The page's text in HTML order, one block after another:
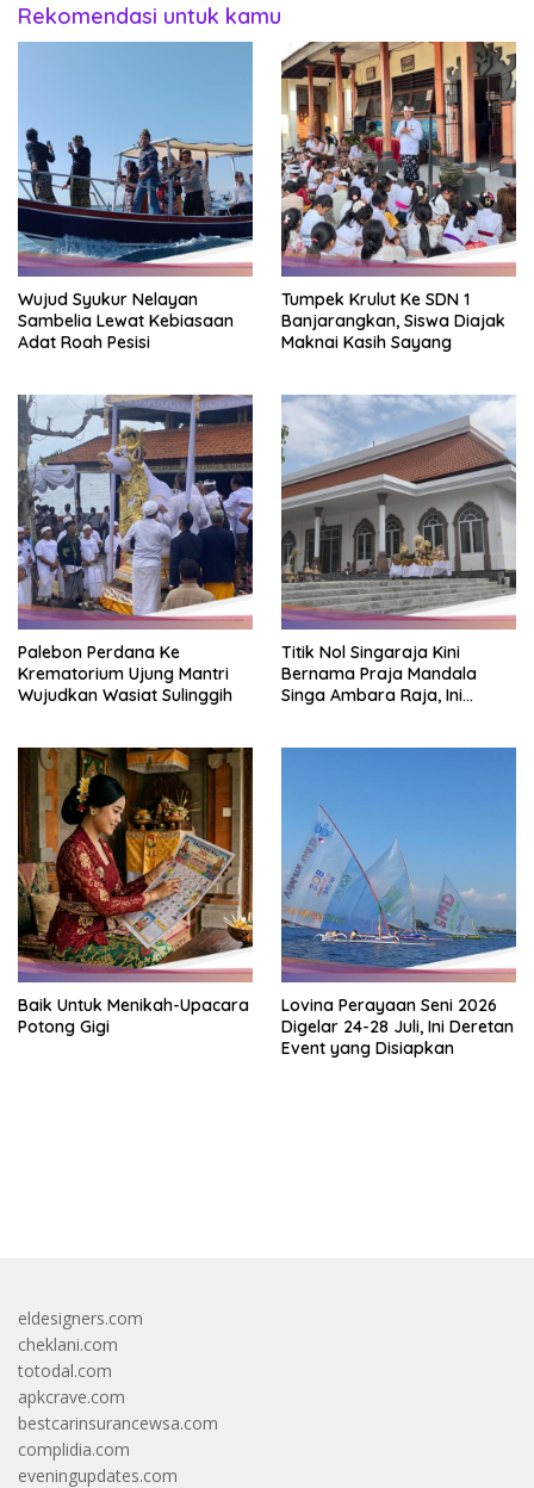
Rekomendasi untuk kamu
Wujud Syukur Nelayan
Sambelia Lewat Kebiasaan
Adat Roah Pesisi
Tumpek Krulut Ke SDN 1
Banjarangkan, Siswa Diajak
Maknai Kasih Sayang
Palebon Perdana Ke
Krematorium Ujung Mantri
Wujudkan Wasiat Sulinggih
Titik Nol Singaraja Kini
Bernama Praja Mandala
Singa Ambara Raja, Ini
Baik Untuk Menikah-Upacara
Potong Gigi
Lovina Perayaan Seni 2026
Digelar 24-28 Juli, Ini Deretan
Event yang Disiapkan
eldesigners.com
cheklani.com
totodal.com
apkcrave.com
bestcarinsurancewsa.com
complidia.com
eveningupdates.com